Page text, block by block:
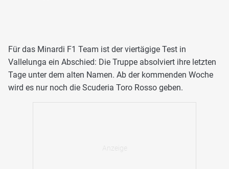
Für das Minardi F1 Team ist der viertägige Test in
Vallelunga ein Abschied: Die Truppe absolviert ihre letzten
Tage unter dem alten Namen. Ab der kommenden Woche
wird es nur noch die Scuderia Toro Rosso geben.